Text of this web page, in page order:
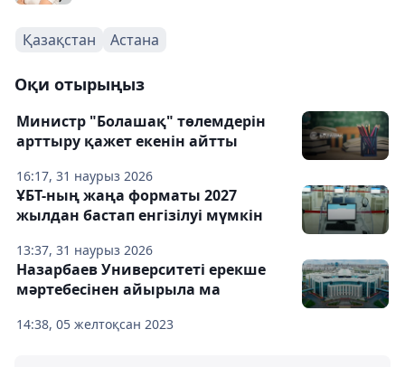
Қазақстан Астана
Оқи отырыңыз
16:17, 31 наурыз 2026
Министр "Болашақ" төлемдерін
арттыру қажет екенін айтты
13:37, 31 наурыз 2026
ҰБТ-ның жаңа форматы 2027
жылдан бастап енгізілуі мүмкін
14:38, 05 желтоқсан 2023
Назарбаев Университеті ерекше
мәртебесінен айырыла ма